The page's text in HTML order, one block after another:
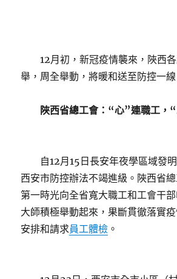
12月初，新冠疫情襲來，陜西各
舉，周全舉動，將暖和送至防控一線
陜西省總工會： “心”連職工，
自12月15日長安年夜學區域發明
西安市防控辦法不竭進級。陜西省總
第一時光向全省寬大職工和工會干
大師積極舉動起來，果斷貫徹落實
安排和請求員工體檢 。